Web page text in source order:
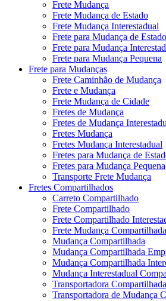
Frete Mudança
Frete Mudança de Estado
Frete Mudança Interestadual
Frete para Mudança de Estado
Frete para Mudança
Frete para Mudança Pequena
Frete para Mudanças
Frete Caminhão de Mudança
Frete e Mudança
Frete Mudança de Cidade
Fretes de Mudança
Fretes de Mudança
Fretes Mudança
Fretes Mudança Interestadual
Fretes para Mudança de
Fretes para Mudança Pequena
Transporte Frete Mudança
Fretes Compartilhados
Carreto Compartilhado
Frete Compartilhado
Frete Compartilhado
Frete Mudança Compartilhada
Mudança Compartilhada
Mudança Compartilhada
Mudança Compartilhada
Mudança Interestadual
Transportadora Compartilhada
Transportadora de Mudança